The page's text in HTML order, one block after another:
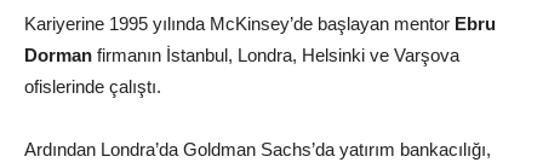
Kariyerine 1995 yılında McKinsey’de başlayan mentor Ebru
Dorman firmanın İstanbul, Londra, Helsinki ve Varşova
ofislerinde çalıştı.
Ardından Londra’da Goldman Sachs’da yatırım bankacılığı,